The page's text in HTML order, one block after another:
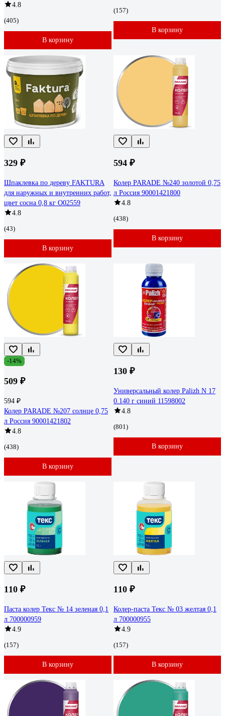
4.8
(405)
В корзину
(157)
В корзину
329 ₽
Шпаклевка по дереву FAKTURA
для наружных и внутренних работ,
цвет сосна 0,8 кг О02559
4.8
(43)
В корзину
594 ₽
Колер PARADE №240 золотой 0,75
л Россия 90001421800
4.8
(438)
В корзину
-14%
509 ₽
594 ₽
Колер PARADE №207 солнце 0,75
л Россия 90001421802
4.8
(438)
В корзину
130 ₽
Универсальный колер Palizh N 17
0.140 г синий 11598002
4.8
(801)
В корзину
110 ₽
Паста колер Текс № 14 зеленая 0,1
л 700000959
4.9
(157)
В корзину
110 ₽
Колер-паста Текс № 03 желтая 0,1
л 700000955
4.9
(157)
В корзину